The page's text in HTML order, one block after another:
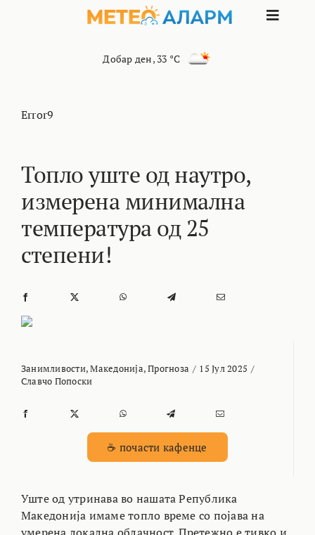
Toggle
КОНТАКТ
Добар ден, 33 °C
Error9
Топло уште од наутро,
измерена минимална
температура од 25
степени!
Занимливости,Македонија,Прогноза / 15 Јул 2025 /
Славчо Попоски
☕ почасти кафенце
Уште од утринава во нашата Република
Македонија имаме топло време со појава на